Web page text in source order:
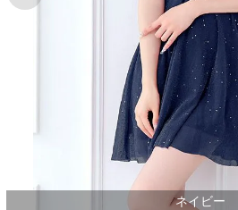
ネイビー